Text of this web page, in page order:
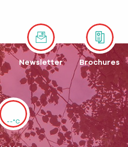
Newsletter Brochures
--°C